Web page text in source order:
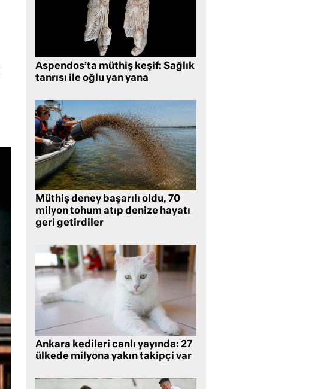
Aspendos’ta müthiş keşif: Sağlık
tanrısı ile oğlu yan yana
Müthiş deney başarılı oldu, 70
milyon tohum atıp denize hayatı
geri getirdiler
Ankara kedileri canlı yayında: 27
ülkede milyona yakın takipçi var